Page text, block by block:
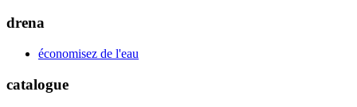
drena
économisez de l'eau
catalogue